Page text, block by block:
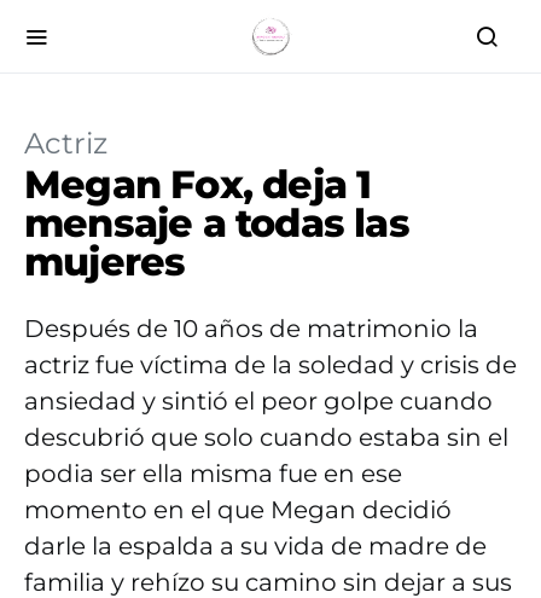
Actriz
Megan Fox, deja 1
mensaje a todas las
mujeres
Después de 10 años de matrimonio la
actriz fue víctima de la soledad y crisis de
ansiedad y sintió el peor golpe cuando
descubrió que solo cuando estaba sin el
podia ser ella misma fue en ese
momento en el que Megan decidió
darle la espalda a su vida de madre de
familia y rehízo su camino sin dejar a sus